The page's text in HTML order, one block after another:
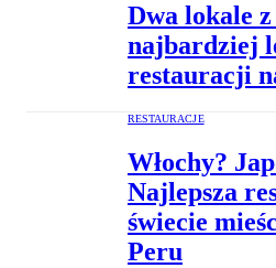
Dwa lokale
najbardziej
restauracji
RESTAURACJE
Włochy?
Najlepsza
świecie
Peru